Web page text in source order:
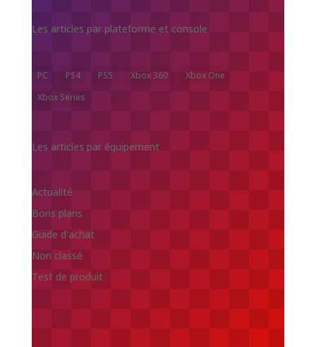
Les articles par plateforme et console
PC PS4 PS5 Xbox 360
Xbox One
Xbox Series
Les articles par équipement
Actualité
Bons plans
Guide d'achat
Non classé
Test de produit